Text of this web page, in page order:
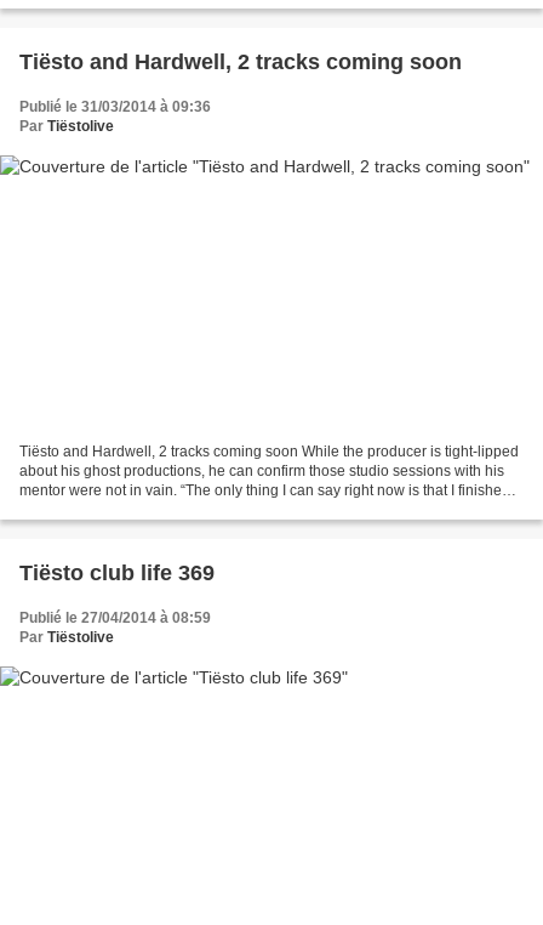
Tiësto and Hardwell, 2 tracks coming soon
Publié le 31/03/2014 à 09:36
Par Tiëstolive
Tiësto and Hardwell, 2 tracks coming soon While the producer is tight-lipped
about his ghost productions, he can confirm those studio sessions with his
mentor were not in vain. “The only thing I can say right now is that I finished
Tiësto club life 369
Publié le 27/04/2014 à 08:59
Par Tiëstolive